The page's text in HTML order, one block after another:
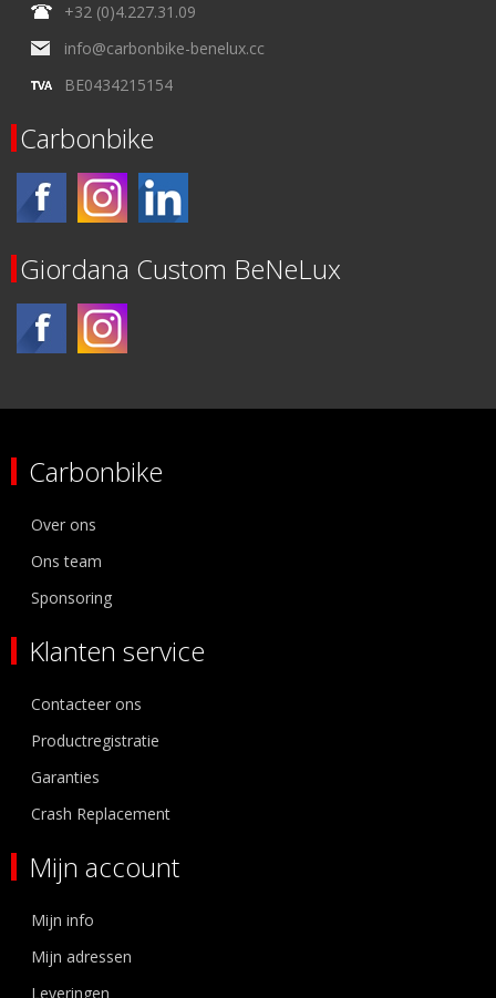
+32 (0)4.227.31.09
info@carbonbike-benelux.cc
BE0434215154
Carbonbike
Giordana Custom BeNeLux
Carbonbike
Over ons
Ons team
Sponsoring
Klanten service
Contacteer ons
Productregistratie
Garanties
Crash Replacement
Mijn account
Mijn info
Mijn adressen
Leveringen